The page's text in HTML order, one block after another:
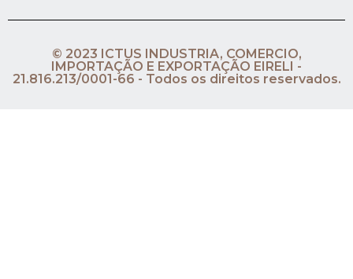
© 2023 ICTUS INDUSTRIA, COMERCIO,
IMPORTAÇÃO E EXPORTAÇÃO EIRELI -
21.816.213/0001-66 - Todos os direitos reservados.